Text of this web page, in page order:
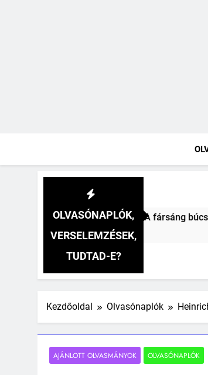
OLVASÓNAPLÓK,
VERSELEMZÉSEK,
TUDTAD-E?
Mihály: A fársáng búcsúzó szavai verselemzés
Kezdőoldal Olvasónaplók
AJÁNLOTT OLVASMÁNYOK OLVASÓNAPLÓK